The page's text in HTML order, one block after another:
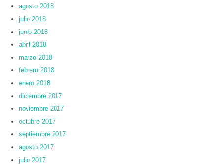
agosto 2018
julio 2018
junio 2018
abril 2018
marzo 2018
febrero 2018
enero 2018
diciembre 2017
noviembre 2017
octubre 2017
septiembre 2017
agosto 2017
julio 2017